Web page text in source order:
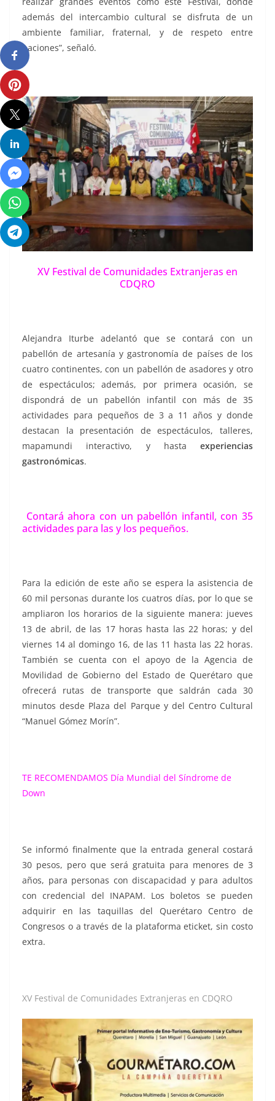
además del intercambio cultural se disfruta de un
ambiente familiar, fraternal, y de respeto entre
naciones”, señaló.
XV Festival de Comunidades Extranjeras en
CDQRO
Alejandra Iturbe adelantó que se contará con un
pabellón de artesanía y gastronomía de países de los
cuatro continentes, con un pabellón de asadores y otro
de espectáculos; además, por primera ocasión, se
dispondrá de un pabellón infantil con más de 35
actividades para pequeños de 3 a 11 años y donde
destacan la presentación de espectáculos, talleres,
mapamundi interactivo, y hasta experiencias
gastronómicas.
Contará ahora con un pabellón infantil, con 35
actividades para las y los pequeños.
Para la edición de este año se espera la asistencia de
60 mil personas durante los cuatros días, por lo que se
ampliaron los horarios de la siguiente manera: jueves
13 de abril, de las 17 horas hasta las 22 horas; y del
viernes 14 al domingo 16, de las 11 hasta las 22 horas.
También se cuenta con el apoyo de la Agencia de
Movilidad de Gobierno del Estado de Querétaro que
ofrecerá rutas de transporte que saldrán cada 30
minutos desde Plaza del Parque y del Centro Cultural
“Manuel Gómez Morín”.
TE RECOMENDAMOS Día Mundial del Síndrome de
Down
Se informó finalmente que la entrada general costará
30 pesos, pero que será gratuita para menores de 3
años, para personas con discapacidad y para adultos
con credencial del INAPAM. Los boletos se pueden
adquirir en las taquillas del Querétaro Centro de
Congresos o a través de la plataforma eticket, sin costo
extra.
XV Festival de Comunidades Extranjeras en CDQRO